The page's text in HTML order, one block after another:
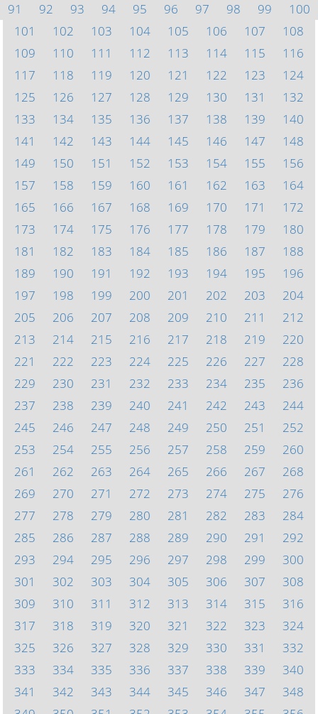
91
92 93 94 95 96 97 98 99
100
101
102 103 104 105 106 107
108
109
110 111 112 113 114 115
116
117
118 119 120 121 122 123
124
125
126 127 128 129 130 131
132
133
134 135 136 137 138 139
140
141
142 143 144 145 146 147
148
149
150 151 152 153 154 155
156
157
158 159 160 161 162 163
164
165
166 167 168 169 170 171
172
173
174 175 176 177 178 179
180
181
182 183 184 185 186 187
188
189
190 191 192 193 194 195
196
197
198 199 200 201 202 203
204
205
206 207 208 209 210 211
212
213
214 215 216 217 218 219
220
221
222 223 224 225 226 227
228
229
230 231 232 233 234 235
236
237
238 239 240 241 242 243
244
245
246 247 248 249 250 251
252
253
254 255 256 257 258 259
260
261
262 263 264 265 266 267
268
269
270 271 272 273 274 275
276
277
278 279 280 281 282 283
284
285
286 287 288 289 290 291
292
293
294 295 296 297 298 299
300
301
302 303 304 305 306 307
308
309
310 311 312 313 314 315
316
317
318 319 320 321 322 323
324
325
326 327 328 329 330 331
332
333
334 335 336 337 338 339
340
341
342 343 344 345 346 347
348